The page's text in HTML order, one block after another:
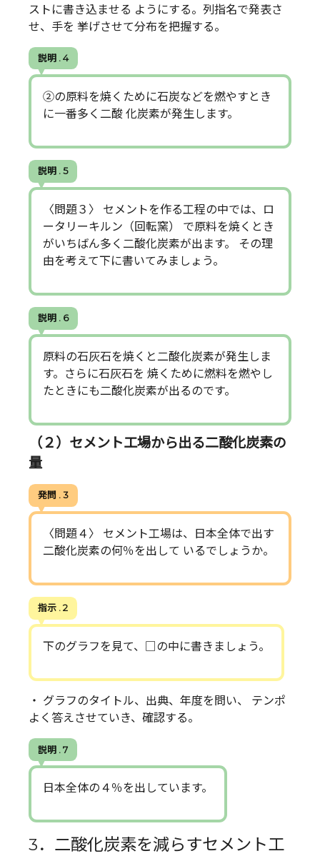
ストに書き込ませる ようにする。列指名で発表さ
せ、手を 挙げさせて分布を把握する。
説明 . 4
②の原料を焼くために石炭などを燃やすとき
に一番多く二酸 化炭素が発生します。
説明 . 5
〈問題３〉 セメントを作る工程の中では、ロ
ータリーキルン（回転窯） で原料を焼くとき
がいちばん多く二酸化炭素が出ます。 その理
由を考えて下に書いてみましょう。
説明 . 6
原料の石灰石を焼くと二酸化炭素が発生しま
す。さらに石灰石を 焼くために燃料を燃やし
たときにも二酸化炭素が出るのです。
（２）セメント工場から出る二酸化炭素の
量
発問 . 3
〈問題４〉 セメント工場は、日本全体で出す
二酸化炭素の何％を出して いるでしょうか。
指示 . 2
下のグラフを見て、□の中に書きましょう。
・ グラフのタイトル、出典、年度を問い、 テンポ
よく答えさせていき、確認する。
説明 . 7
日本全体の４％を出しています。
3．二酸化炭素を減らすセメント工